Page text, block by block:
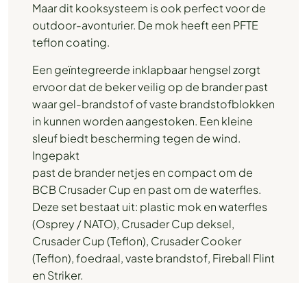
Maar dit kooksysteem is ook perfect voor de
outdoor-avonturier. De mok heeft een PFTE
teflon coating.
Een geïntegreerde inklapbaar hengsel zorgt
ervoor dat de beker veilig op de brander past
waar gel-brandstof of vaste brandstofblokken
in kunnen worden aangestoken. Een kleine
sleuf biedt bescherming tegen de wind.
Ingepakt
past de brander netjes en compact om de
BCB Crusader Cup en past om de waterfles.
Deze set bestaat uit: plastic mok en waterfles
(Osprey / NATO), Crusader Cup deksel,
Crusader Cup (Teflon), Crusader Cooker
(Teflon), foedraal, vaste brandstof, Fireball Flint
en Striker.